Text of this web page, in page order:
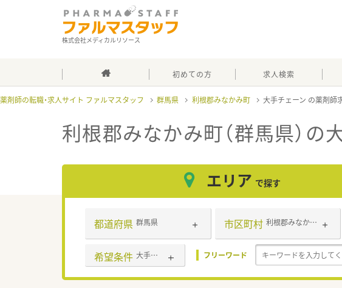
株式会社メディカルリソース
初めての方 求人検索
薬剤師の転職・求人サイト ファルマスタッフ 群馬県 利根郡みなかみ町 大手チェーン
利根郡みなかみ町（群馬県）の
エリア で探す
都道府県 群馬県 市区町村 利根郡みなかみ町
希望条件 大手チェーン フリーワード